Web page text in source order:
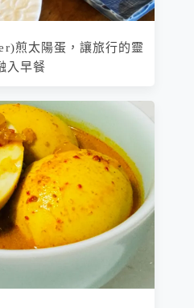
煎太陽蛋，讓旅行的靈
入早餐